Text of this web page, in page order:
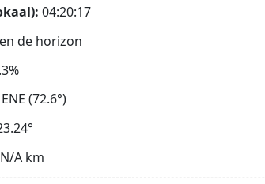
04:20:19
de horizon
ENE (72.6°)
N/A km